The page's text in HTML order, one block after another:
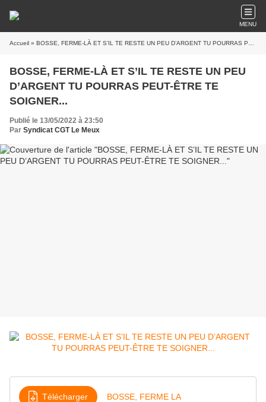
MENU
Accueil » BOSSE, FERME-LÀ ET S’IL TE RESTE UN PEU D’ARGENT TU POURRAS PEUT-ÊTRE TE SOIGNER...
BOSSE, FERME-LÀ ET S’IL TE RESTE UN PEU
D’ARGENT TU POURRAS PEUT-ÊTRE TE
SOIGNER...
Publié le 13/05/2022 à 23:50
Par Syndicat CGT Le Meux
Télécharger BOSSE, FERME LA